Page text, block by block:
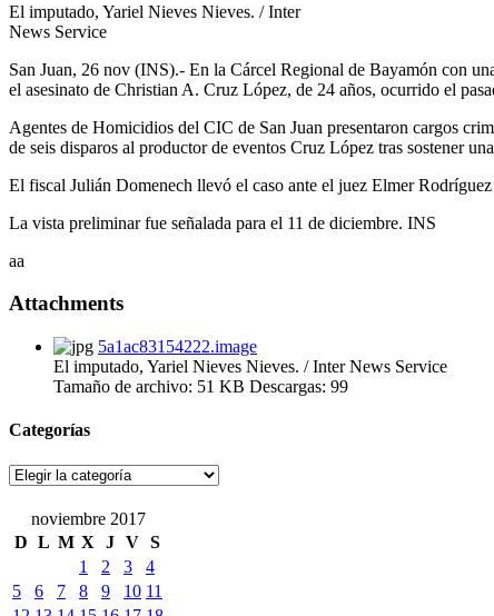
El imputado, Yariel Nieves Nieves. / Inter
News Service
San Juan, 26 nov (INS).- En la Cárcel Regional de Bayamón con
el asesinato de Christian A. Cruz López, de 24 años, ocurrido el
Agentes de Homicidios del CIC de San Juan presentaron cargos
de seis disparos al productor de eventos Cruz López tras sostener
El fiscal Julián Domenech llevó el caso ante el juez Elmer
La vista preliminar fue señalada para el 11 de diciembre. INS
aa
Attachments
5a1ac83154222.image
El imputado, Yariel Nieves Nieves. / Inter News Service
Tamaño de archivo: 51 KB Descargas: 99
Categorías
Categorías
noviembre 2017
D L M X J V S
1
2 3
4
5
6 7 8 9 10 11